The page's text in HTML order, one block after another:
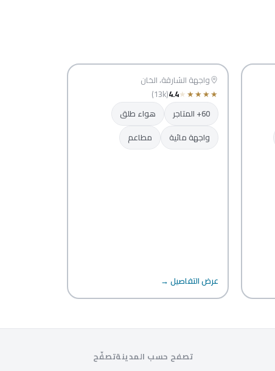
الشارقة
واجهة الشارقة، الخان
★
★
★
★
★
4.4
(13k)
60+ المتاجر
هواء طلق
واجهة مائية
مطاعم
عرض التفاصيل →
تصفح حسب المدينةتصفّح